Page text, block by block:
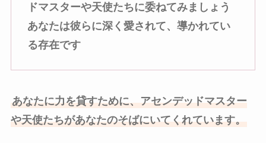
ドマスターや天使たちに委ねてみましょう
あなたは彼らに深く愛されて、導かれてい
る存在です
あなたに力を貸すために、アセンデッドマスター
や天使たちがあなたのそばにいてくれています。